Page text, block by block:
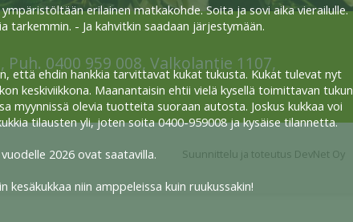
erilainen matkakohde. Soita ja sovi aika vierailulle.
- Ja kahvitkin saadaan järjestymään.
että ehdin hankkia tarvittavat kukat tukusta. Kukat tulevat nyt
keskiviikkona. Maanantaisin ehtii vielä kysellä toimittavan tukun
myynnissä olevia tuotteita suoraan autosta. Joskus kukkaa voi
tilausten yli, joten soita 0400-959008 ja kysäise tilannetta.
2026 ovat saatavilla.
niin amppeleissa kuin ruukussakin!
Puh. 0400 959 008, Valkolantie 1107,
Suunnittelu ja toteutus DevNet Oy